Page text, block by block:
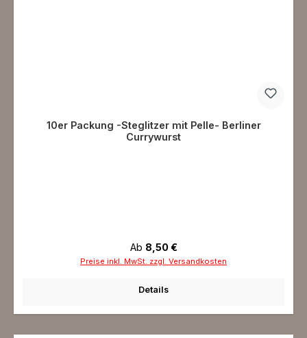
10er Packung -Steglitzer mit Pelle- Berliner
Currywurst
Regulärer Preis:
Ab 8,50 €
Preise inkl. MwSt. zzgl. Versandkosten
Details